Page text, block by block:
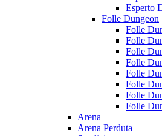
Esperto
Folle Dungeon
Folle
Folle
Folle
Folle
Folle
Folle
Folle
Folle
Arena
Arena Perduta